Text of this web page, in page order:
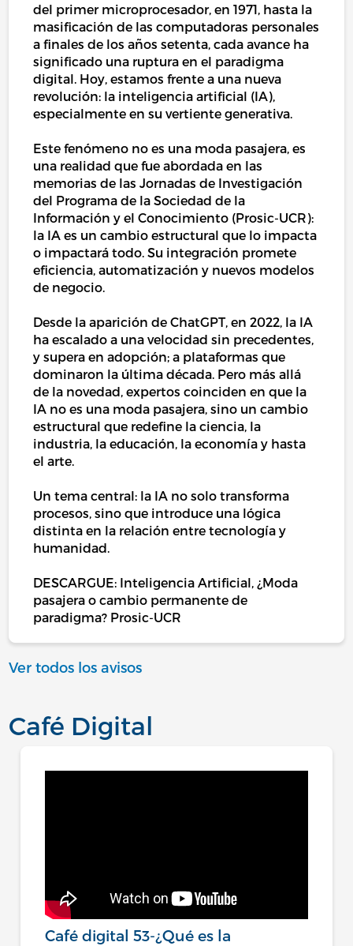
del primer microprocesador, en 1971, hasta la
masificación de las computadoras personales
a finales de los años setenta, cada avance ha
significado una ruptura en el paradigma
digital. Hoy, estamos frente a una nueva
revolución: la inteligencia artificial (IA),
especialmente en su vertiente generativa.
Este fenómeno no es una moda pasajera, es
una realidad que fue abordada en las
memorias de las Jornadas de Investigación
del Programa de la Sociedad de la
Información y el Conocimiento (Prosic-UCR):
la IA es un cambio estructural que lo impacta
o impactará todo. Su integración promete
eficiencia, automatización y nuevos modelos
de negocio.
Desde la aparición de ChatGPT, en 2022, la IA
ha escalado a una velocidad sin precedentes,
y supera en adopción; a plataformas que
dominaron la última década. Pero más allá
de la novedad, expertos coinciden en que la
IA no es una moda pasajera, sino un cambio
estructural que redefine la ciencia, la
industria, la educación, la economía y hasta
el arte.
Un tema central: la IA no solo transforma
procesos, sino que introduce una lógica
distinta en la relación entre tecnología y
humanidad.
DESCARGUE: Inteligencia Artificial, ¿Moda
pasajera o cambio permanente de
paradigma? Prosic-UCR
Ver todos los avisos
Café Digital
Café digital 53-¿Qué es la